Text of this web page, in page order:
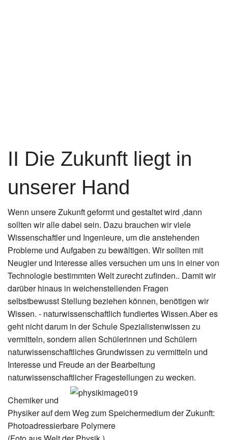
II Die Zukunft liegt in
unserer Hand
Wenn unsere Zukunft geformt und gestaltet wird ,dann
sollten wir alle dabei sein. Dazu brauchen wir viele
Wissenschaftler und Ingenieure, um die anstehenden
Probleme und Aufgaben zu bewältigen. Wir sollten mit
Neugier und Interesse alles versuchen um uns in einer von
Technologie bestimmten Welt zurecht zufinden.. Damit wir
darüber hinaus in weichenstellenden Fragen
selbstbewusst Stellung beziehen können, benötigen wir
Wissen. - naturwissenschaftlich fundiertes Wissen.Aber es
geht nicht darum in der Schule Spezialistenwissen zu
vermitteln, sondern allen Schülerinnen und Schülern
naturwissenschaftliches Grundwissen zu vermitteln und
Interesse und Freude an der Bearbeitung
naturwissenschaftlicher Fragestellungen zu wecken.
Chemiker und
Physiker auf dem Weg zum Speichermedium der Zukunft:
Photoadressierbare Polymere